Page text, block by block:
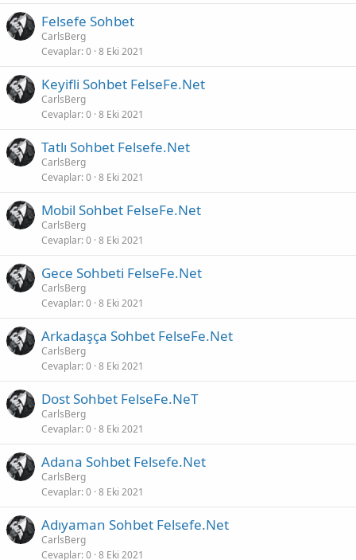
Felsefe Sohbet
CarlsBerg
Cevaplar 0 8 Eki 2021
Keyifli Sohbet FelseFe.Net
CarlsBerg
Cevaplar 0 8 Eki 2021
Tatlı Sohbet Felsefe.Net
CarlsBerg
Cevaplar 0 8 Eki 2021
Mobil Sohbet FelseFe.Net
CarlsBerg
Cevaplar 0 8 Eki 2021
Gece Sohbeti FelseFe.Net
CarlsBerg
Cevaplar 0 8 Eki 2021
Arkadaşça Sohbet FelseFe.Net
CarlsBerg
Cevaplar 0 8 Eki 2021
Dost Sohbet FelseFe.NeT
CarlsBerg
Cevaplar 0 8 Eki 2021
Adana Sohbet Felsefe.Net
CarlsBerg
Cevaplar 0 8 Eki 2021
Adıyaman Sohbet Felsefe.Net
CarlsBerg
Cevaplar 0 8 Eki 2021